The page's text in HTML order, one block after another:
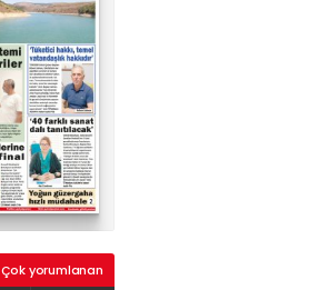
Çok yorumlanan